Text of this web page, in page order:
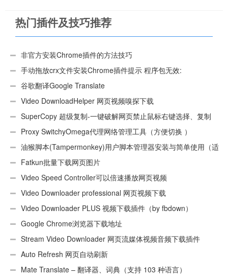
热门插件及技巧推荐
非官方安装Chrome插件的方法技巧
手动拖放crx文件安装Chrome插件提示 程序包无效:
“CEX_HEADER_INVALID”的解决办法
谷歌翻译Google Translate
Video DownloadHelper 网页视频嗅探下载
SuperCopy 超级复制-一键破解网页禁止鼠标右键选择、复制
Proxy SwitchyOmega代理网络管理工具（方便切换 ）
油猴脚本(Tampermonkey)用户脚本管理器安装与简单使用（适
用Android）
Fatkun批量下载网页图片
Video Speed Controller可以倍速播放网页视频
Video Downloader professional 网页视频下载
Video Downloader PLUS 视频下载插件（by fbdown）
Google Chrome浏览器下载地址
Stream Video Downloader 网页流媒体视频音频下载插件
Auto Refresh 网页自动刷新
Mate Translate – 翻译器、词典（支持 103 种语言）